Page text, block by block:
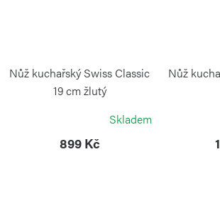
Nůž kuchařský Swiss Classic
19 cm žlutý
Skladem
899 Kč
Nůž